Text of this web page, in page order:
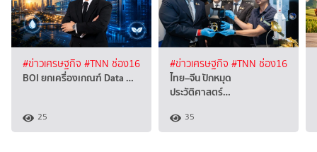
#ข่าวเศรษฐกิจ #TNN ช่อง16
BOI ยกเครื่องเกณฑ์ Data …
25
#ข่าวเศรษฐกิจ #TNN ช่อง16
ไทย–จีน ปักหมุด
ประวัติศาสตร์…
35